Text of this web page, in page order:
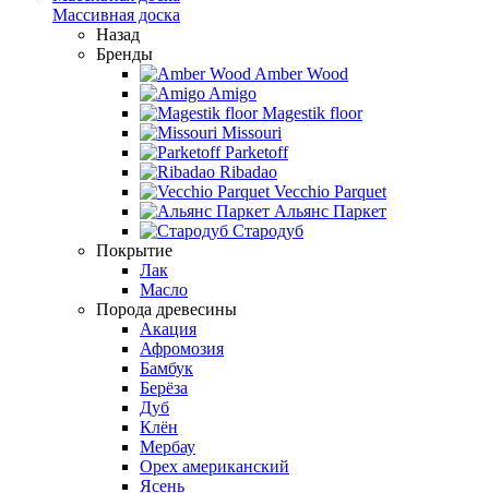
Массивная доска
Назад
Бренды
Amber Wood
Amigo
Magestik floor
Missouri
Parketoff
Ribadao
Vecchio Parquet
Альянс Паркет
Стародуб
Покрытие
Лак
Масло
Порода древесины
Акация
Афромозия
Бамбук
Берёза
Дуб
Клён
Мербау
Орех американский
Ясень